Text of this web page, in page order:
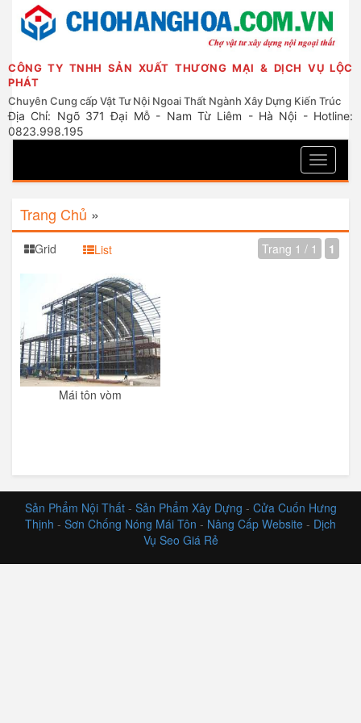
CÔNG TY TNHH SẢN XUẤT THƯƠNG MẠI & DỊCH VỤ LỘC
PHÁT
Chuyên Cung cấp Vật Tư Nội Ngoai Thất Ngành Xây Dựng Kiến Trúc
Địa Chỉ: Ngõ 371 Đại Mỗ - Nam Từ Liêm - Hà Nội - Hotline:
0823.998.195
Toggle
Trang Chủ »
Grid List Trang 1 / 1 1
Mái tôn vòm
Sản Phẩm Nội Thất- Sản Phẩm Xây Dựng - Cửa Cuốn Hưng
Thịnh - Sơn Chống Nóng Mái Tôn - Nâng Cấp Website - Dịch
Vụ Seo Giá Rẻ